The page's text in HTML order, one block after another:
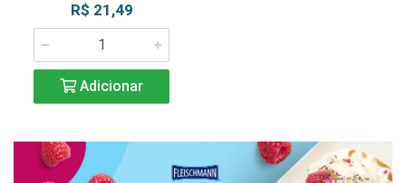
R$ 21,49
Adicionar